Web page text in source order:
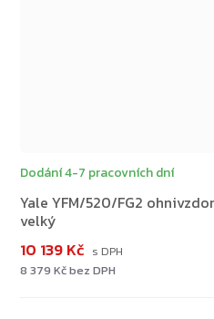
Yale YFM/520/FG2
velký
Dodání 4-7 pracovních dní
8 379 Kč bez DPH
10 139 Kč